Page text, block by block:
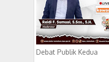
Debat Publik Kedua